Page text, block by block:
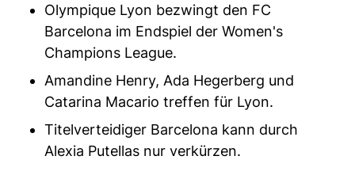
Olympique Lyon bezwingt den FC
Barcelona im Endspiel der Women's
Champions League.
Amandine Henry, Ada Hegerberg und
Catarina Macario treffen für Lyon.
Titelverteidiger Barcelona kann durch
Alexia Putellas nur verkürzen.